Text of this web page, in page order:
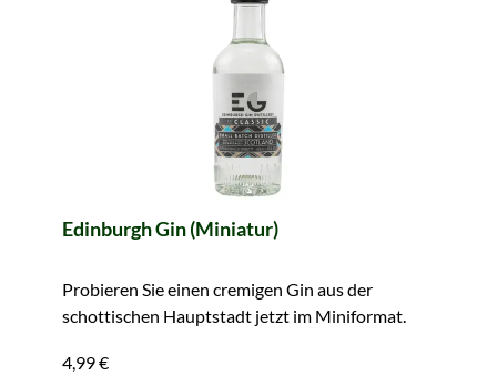
Edinburgh Gin (Miniatur)
Probieren Sie einen cremigen Gin aus der
schottischen Hauptstadt jetzt im Miniformat.
4,99 €